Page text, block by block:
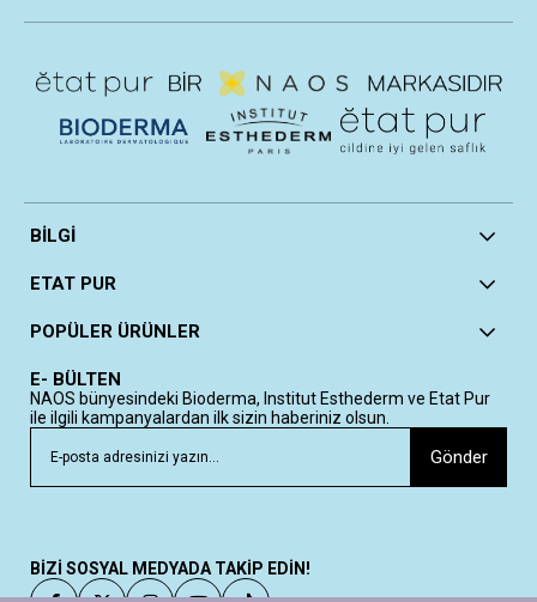
BİLGİ
ETAT PUR
POPÜLER ÜRÜNLER
E- BÜLTEN
NAOS bünyesindeki Bioderma, Institut Esthederm ve Etat Pur
ile ilgili kampanyalardan ilk sizin haberiniz olsun.
Gönder
BİZİ SOSYAL MEDYADA TAKİP EDİN!